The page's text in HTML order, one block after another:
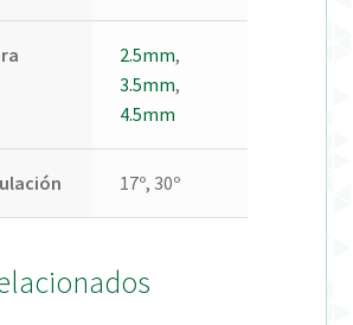
2.5mm,
3.5mm,
4.5mm
17º, 30º